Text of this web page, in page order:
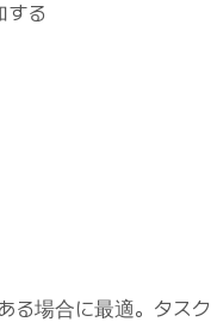
する
る場合に最適。タスク